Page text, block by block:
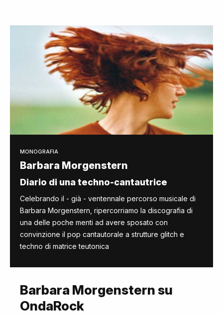
MONOGRAFIA
Barbara Morgenstern
Diario di una techno-cantautrice
Celebrando il - già - ventennale percorso musicale di
Barbara Morgenstern, ripercorriamo la discografia di
una delle poche menti ad avere sposato con
convinzione il pop cantautorale a strutture glitch e
techno di matrice teutonica
Barbara Morgenstern su
OndaRock